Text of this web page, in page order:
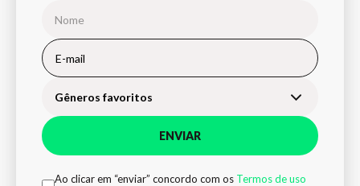
Gêneros favoritos
ENVIAR
Ao clicar em “enviar” concordo com os Termos de uso